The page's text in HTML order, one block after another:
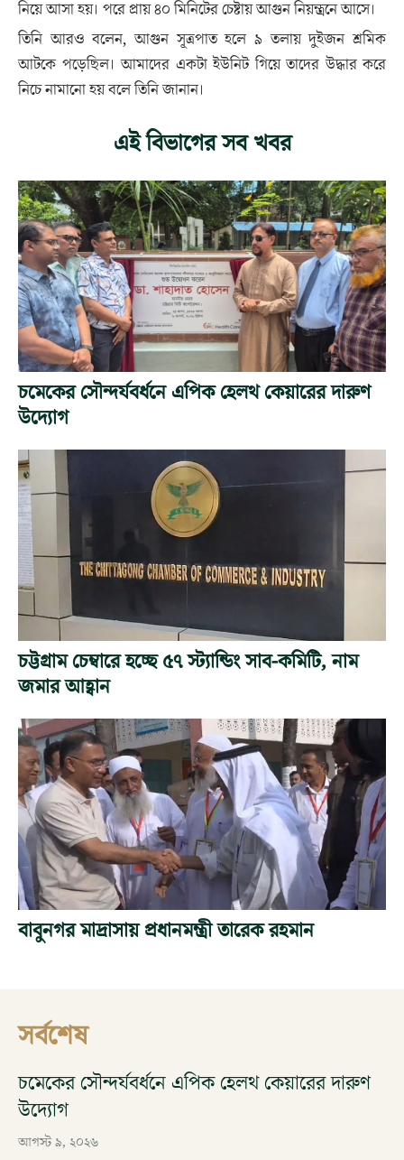
নিয়ে আসা হয়। পরে প্রায় ৪০ মিনিটের চেষ্টায় আগুন নিয়ন্ত্রনে আসে।
তিনি আরও বলেন, আগুন সূত্রপাত হলে ৯ তলায় দুইজন শ্রমিক
আটকে পড়েছিল। আমাদের একটা ইউনিট গিয়ে তাদের উদ্ধার করে
নিচে নামানো হয় বলে তিনি জানান।
এই বিভাগের সব খবর
চমেকের সৌন্দর্যবর্ধনে এপিক হেলথ কেয়ারের দারুণ
উদ্যোগ
চট্টগ্রাম চেম্বারে হচ্ছে ৫৭ স্ট্যান্ডিং সাব-কমিটি, নাম
জমার আহ্বান
বাবুনগর মাদ্রাসায় প্রধানমন্ত্রী তারেক রহমান
সর্বশেষ
চমেকের সৌন্দর্যবর্ধনে এপিক হেলথ কেয়ারের দারুণ
উদ্যোগ
আগস্ট ৯, ২০২৬